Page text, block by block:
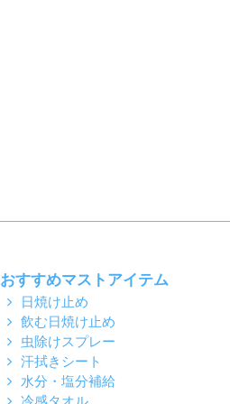
おすすめマストアイテム
日焼け止め
飲む日焼け止め
虫除けスプレー
汗拭きシート
水分・塩分補給